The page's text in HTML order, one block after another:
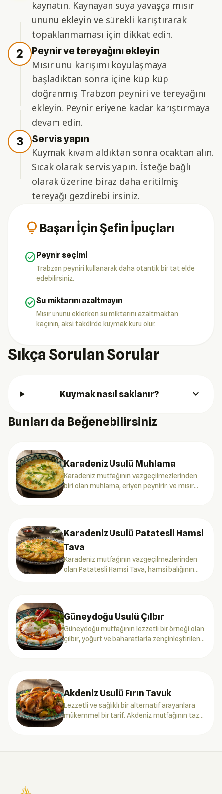
kaynatın. Kaynayan suya yavaşça mısır
ununu ekleyin ve sürekli karıştırarak
topaklanmaması için dikkat edin.
2
Peynir ve tereyağını ekleyin
Mısır unu karışımı koyulaşmaya
başladıktan sonra içine küp küp
doğranmış Trabzon peyniri ve tereyağını
ekleyin. Peynir eriyene kadar karıştırmaya
devam edin.
3
Servis yapın
Kuymak kıvam aldıktan sonra ocaktan alın.
Sıcak olarak servis yapın. İsteğe bağlı
olarak üzerine biraz daha eritilmiş
tereyağı gezdirebilirsiniz.
lightbulb Başarı İçin Şefin İpuçları
check_circlePeynir seçimi
Trabzon peyniri kullanarak daha otantik bir tat elde
edebilirsiniz.
check_circleSu miktarını azaltmayın
Mısır ununu eklerken su miktarını azaltmaktan
kaçının, aksi takdirde kuymak kuru olur.
Sıkça Sorulan Sorular
Kuymak nasıl saklanır? expand_more
Bunları da Beğenebilirsiniz
Karadeniz Usulü Muhlama
Karadeniz mutfağının vazgeçilmezlerinden
biri olan muhlama, eriyen peynirin ve mısır
Karadeniz Usulü Patatesli Hamsi
Tava
Karadeniz mutfağının vazgeçilmezlerinden
olan Patatesli Hamsi Tava, hamsi balığının
Güneydoğu Usulü Çılbır
Güneydoğu mutfağının lezzetli bir örneği olan
çılbır, yoğurt ve baharatlarla zenginleştirilen
Akdeniz Usulü Fırın Tavuk
Lezzetli ve sağlıklı bir alternatif arayanlara
mükemmel bir tarif. Akdeniz mutfağının taze